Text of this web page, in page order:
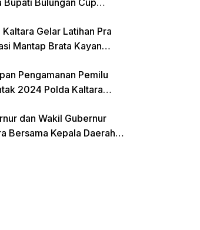
Kaltara Gelar Latihan Pra
Mantap Brata Kayan
Pengamanan Pemilu
2024 Polda Kaltara
dan Wakil Gubernur
Bersama Kepala Daerah